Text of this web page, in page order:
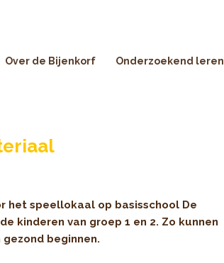
Over de Bijenkorf Onderzoekend leren
het speellokaal op basisschool De
kinderen van groep 1 en 2. Zo kunnen
beginnen.